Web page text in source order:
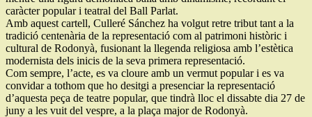
caràcter popular i teatral del Ball Parlat.
Amb aquest cartell, Culleré Sánchez ha volgut retre tribut tant a la
tradició centenària de la representació com al patrimoni històric i
cultural de Rodonyà, fusionant la llegenda religiosa amb l’estètica
modernista dels inicis de la seva primera representació.
Com sempre, l’acte, es va cloure amb un vermut popular i es va
convidar a tothom que ho desitgi a presenciar la representació
d’aquesta peça de teatre popular, que tindrà lloc el dissabte dia 27 de
juny a les vuit del vespre, a la plaça major de Rodonyà.